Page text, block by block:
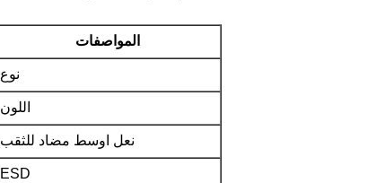
المواصفات
نوع
اللون
نعل اوسط مضاد للثقب
ESD